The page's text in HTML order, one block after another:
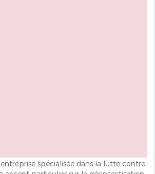
spécialisée dans la lutte contre